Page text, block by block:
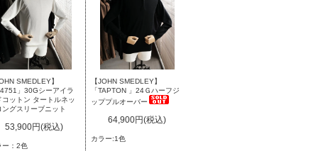
SMEDLEY】
」30Gシーアイラ
コットン タートルネッ
ングスリーブニット
53,900円(税込)
ー：2色
【JOHN SMEDLEY】
「TAPTON 」24Ｇハーフジ
ッププルオーバー
64,900円(税込)
カラー:1色